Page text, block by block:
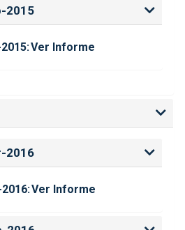
2015
Ver Informe
2016
Ver Informe